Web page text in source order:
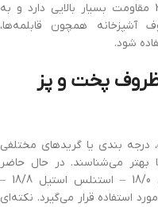
خوردگی دارد در حالی استنلس استیل 316 مقاومت بسیار بالایی دارد و به
همچون قابلمه‌ها،
شود.
ظروف پخت و پز
بندی یا گریدهای مختلفی
بهتر می‌شناسند. در حال حاضر
استنلس استیل 13/0 – استنلس استیل 18/0 – استنلس استیل 18/8 –
مورد استفاده قرار می‌گیرد. نکته‌ای